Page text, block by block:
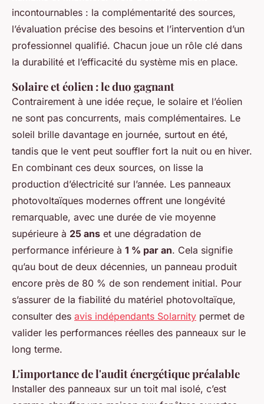
incontournables : la complémentarité des sources,
l’évaluation précise des besoins et l’intervention d’un
professionnel qualifié. Chacun joue un rôle clé dans
la durabilité et l’efficacité du système mis en place.
Solaire et éolien : le duo gagnant
Contrairement à une idée reçue, le solaire et l’éolien
ne sont pas concurrents, mais complémentaires. Le
soleil brille davantage en journée, surtout en été,
tandis que le vent peut souffler fort la nuit ou en hiver.
En combinant ces deux sources, on lisse la
production d’électricité sur l’année. Les panneaux
photovoltaïques modernes offrent une longévité
remarquable, avec une durée de vie moyenne
supérieure à 25 ans et une dégradation de
performance inférieure à 1 % par an. Cela signifie
qu’au bout de deux décennies, un panneau produit
encore près de 80 % de son rendement initial. Pour
s’assurer de la fiabilité du matériel photovoltaïque,
consulter des avis indépendants Solarnity permet de
valider les performances réelles des panneaux sur le
long terme.
L'importance de l'audit énergétique préalable
Installer des panneaux sur un toit mal isolé, c’est